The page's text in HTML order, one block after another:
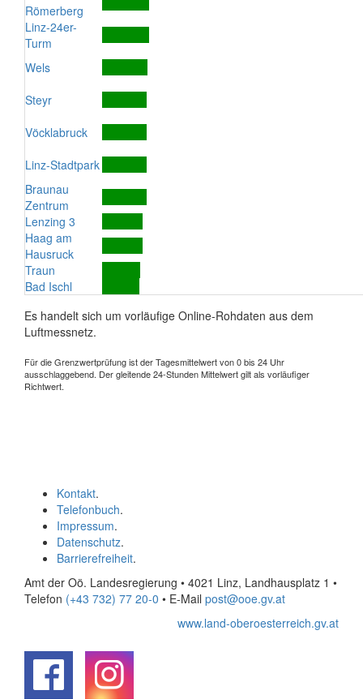
Römerberg
Linz-24er-
Turm
Wels
Steyr
Vöcklabruck
Linz-Stadtpark
Braunau
Zentrum
Lenzing 3
Haag am
Hausruck
Traun
Bad Ischl
Es handelt sich um vorläufige Online-Rohdaten aus dem
Luftmessnetz.
Für die Grenzwertprüfung ist der Tagesmittelwert von 0 bis 24 Uhr
ausschlaggebend. Der gleitende 24-Stunden Mittelwert gilt als vorläufiger
Richtwert.
Kontakt.
Telefonbuch.
Impressum.
Datenschutz.
Barrierefreiheit.
Amt der Oö. Landesregierung • 4021 Linz, Landhausplatz 1 •
Telefon (+43 732) 77 20-0 • E-Mail post@ooe.gv.at
www.land-oberoesterreich.gv.at